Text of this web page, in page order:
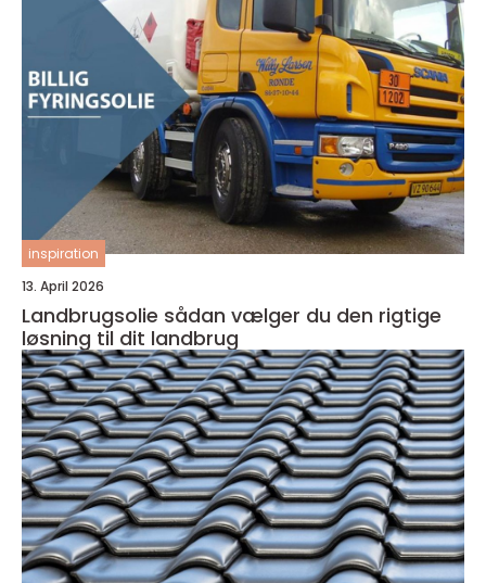
inspiration
13. April 2026
Landbrugsolie sådan vælger du den rigtige
løsning til dit landbrug